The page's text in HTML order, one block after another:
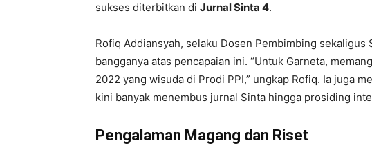
sukses diterbitkan di Jurnal Sinta 4.
Rofiq Addiansyah, selaku Dosen Pembimbing sekaligus
bangganya atas pencapaian ini. “Untuk Garneta,
2022 yang wisuda di Prodi PPI,” ungkap Rofiq. Ia juga
kini banyak menembus jurnal Sinta hingga prosiding
Pengalaman Magang dan Riset